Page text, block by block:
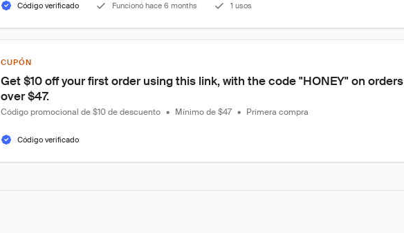
Código verificado Funcionó hace 6 months 1 usos
CUPÓN
Get $10 off your first order using this link, with the code "HONEY" on orders
over $47.
Código promocional de $10 de descuento • Mínimo de $47 • Primera compra
Código verificado